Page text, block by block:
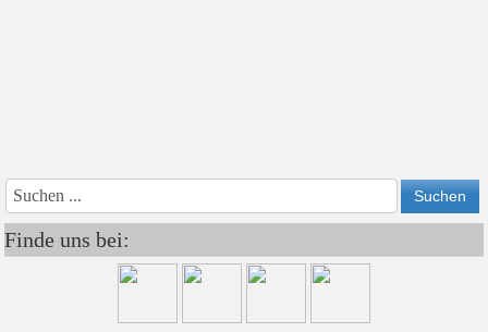
Finde uns bei:
JahrMonat
Jahr